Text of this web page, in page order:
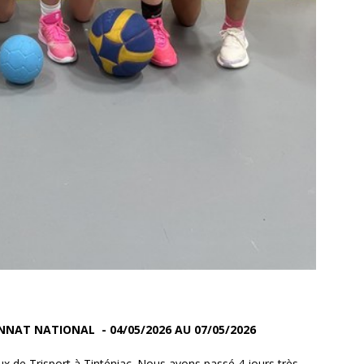
NATIONAL - 04/05/2026 AU 07/05/2026